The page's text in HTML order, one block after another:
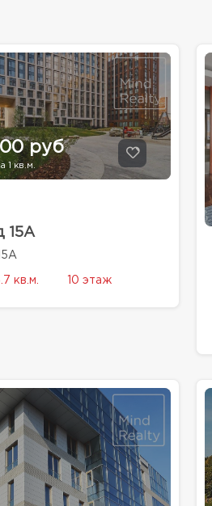
руб
1 кв.м.
15А
кв.м. 10 этаж